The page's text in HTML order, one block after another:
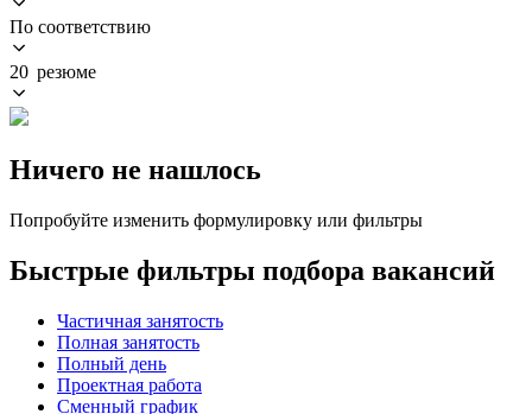
По соответствию
20 резюме
Ничего не нашлось
Попробуйте изменить формулировку или фильтры
Быстрые фильтры подбора вакансий
Частичная занятость
Полная занятость
Полный день
Проектная работа
Сменный график